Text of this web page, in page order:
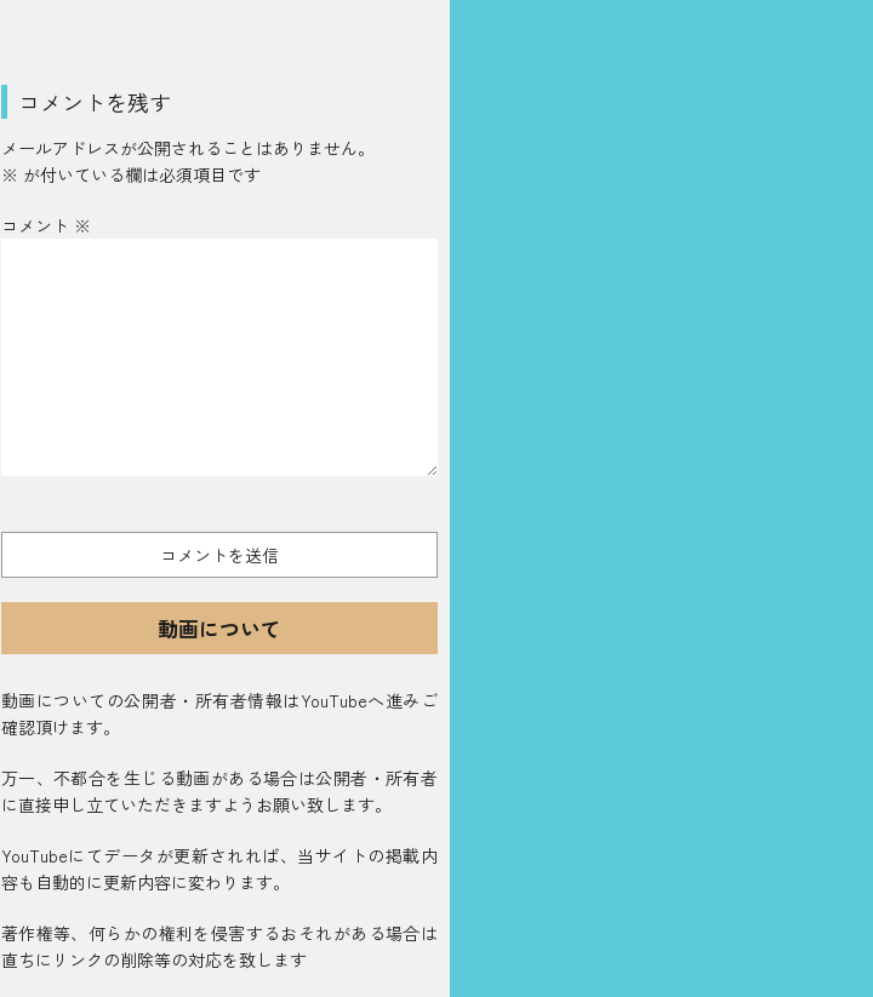
コメントを残す
メールアドレスが公開されることはありません。
※ が付いている欄は必須項目です
コメント ※
動画について
動画についての公開者・所有者情報はYouTubeへ進みご
確認頂けます。
万一、不都合を生じる動画がある場合は公開者・所有者
に直接申し立ていただきますようお願い致します。
YouTubeにてデータが更新されれば、当サイトの掲載内
容も自動的に更新内容に変わります。
著作権等、何らかの権利を侵害するおそれがある場合は
直ちにリンクの削除等の対応を致します